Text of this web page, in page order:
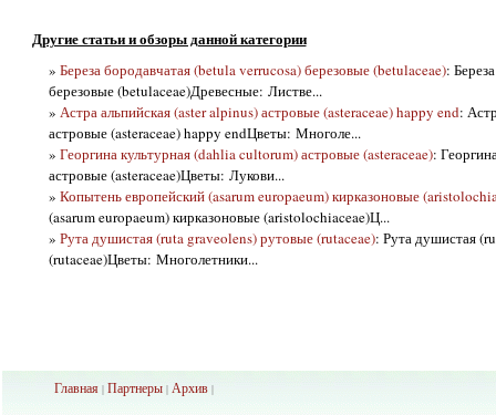
Другие статьи и обзоры данной категории
» Береза бородавчатая (betula verrucosa) березовые (betulaceae):
березовые (betulaceae)Древесные: Листве...
» Астра альпийская (aster alpinus) астровые (asteraceae) happy end:
астровые (asteraceae) happy endЦветы: Многоле...
» Георгина культурная (dahlia cultorum) астровые (asteraceae):
астровые (asteraceae)Цветы: Лукови...
» Копытень европейский (asarum europaeum) кирказоновые
(asarum europaeum) кирказоновые (aristolochiaceae)Ц...
» Рута душистая (ruta graveolens) рутовые (rutaceae): Рута душистая
(rutaceae)Цветы: Многолетники...
Главная| Партнеры| Архив|